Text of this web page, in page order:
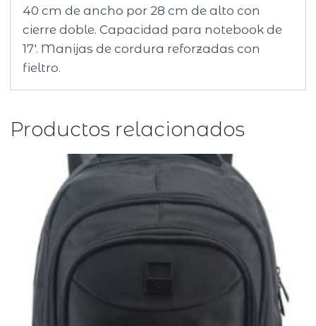
40 cm de ancho por 28 cm de alto con
cierre doble. Capacidad para notebook de
17′. Manijas de cordura reforzadas con
fieltro.
Productos relacionados